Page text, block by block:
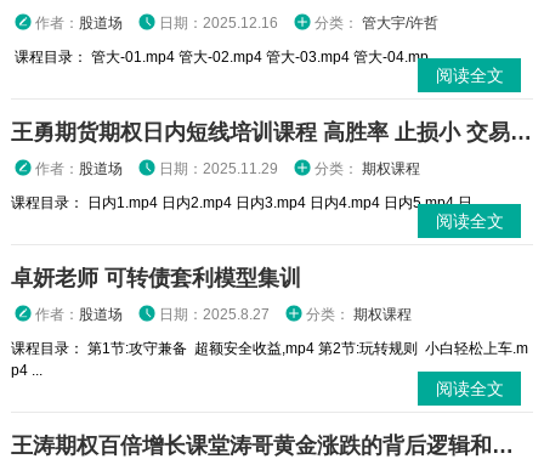
作者： 股道场 日期：2025.12.16 分类： 管大宇/许哲
课程目录： 管大-01.mp4 管大-02.mp4 管大-03.mp4 管大-04.mp...
阅读全文
王勇期货期权日内短线培训课程 高胜率 止损小 交易高手
作者： 股道场 日期：2025.11.29 分类： 期权课程
课程目录： 日内1.mp4 日内2.mp4 日内3.mp4 日内4.mp4 日内5.mp4 日...
阅读全文
卓妍老师 可转债套利模型集训
作者： 股道场 日期：2025.8.27 分类： 期权课程
课程目录： 第1节:攻守兼备 超额安全收益,mp4 第2节:玩转规则 小白轻松上车.m
p4 ...
阅读全文
王涛期权百倍增长课堂涛哥黄金涨跌的背后逻辑和下手时机 1视频